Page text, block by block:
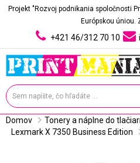
Projekt "Rozvoj podnikania spoločnosti
Európskou úniou.
+421 46/312 70 10
Domov Tonery a náplne do
Lexmark X 7350 Business Edition